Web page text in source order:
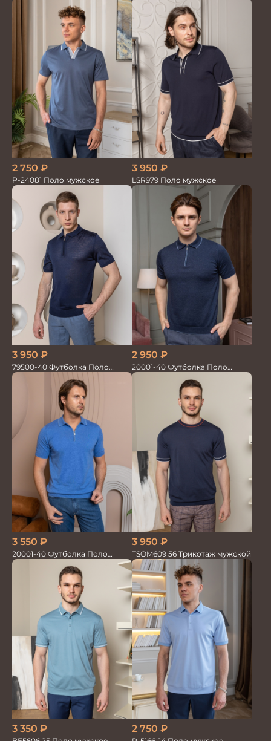
2 750 ₽
P-24081 Поло мужское
3 950 ₽
LSR979 Поло мужское
3 950 ₽
79500-40 Футболка Поло
синий
2 950 ₽
20001-40 Футболка Поло
синий
3 550 ₽
20001-40 Футболка Поло
голубой
3 950 ₽
TSOM609 56 Трикотаж мужской
3 350 ₽ 2 750 ₽